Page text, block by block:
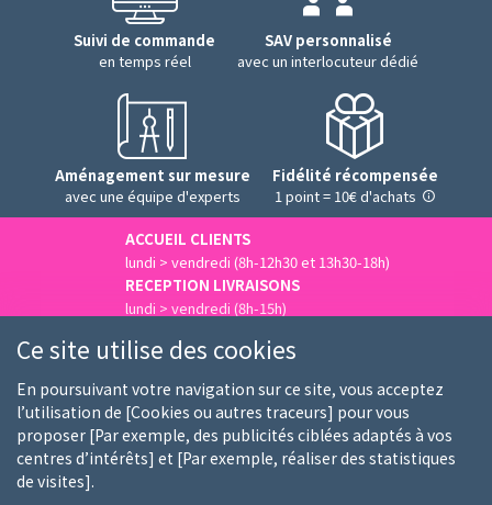
Suivi de commande
en temps réel
SAV personnalisé
avec un interlocuteur dédié
Aménagement sur mesure
avec une équipe d'experts
Fidélité récompensée
1 point = 10€ d'achats
ACCUEIL CLIENTS
lundi > vendredi (8h-12h30 et 13h30-18h)
RECEPTION LIVRAISONS
lundi > vendredi (8h-15h)
Qui sommes-nous Nos clients
Nos marques
Ce site utilise des cookies
En poursuivant votre navigation sur ce site, vous acceptez
l’utilisation de [Cookies ou autres traceurs] pour vous
proposer [Par exemple, des publicités ciblées adaptés à vos
centres d’intérêts] et [Par exemple, réaliser des statistiques
de visites].